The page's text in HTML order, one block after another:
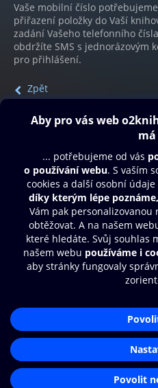
Vaše mobilní číslo
přiřazení položky do Vaší
zadání Vašeho telefonního čísla
obdržíte SMS s jednorázovým
pro přihlášení.
Zpět
Obsah ke stažení
Moje O2 Knihovna
Další zábava
© O2 Czech Republic a.s.
Přístupnost
Zásady zpracování osobních
Nastavení cookies
Čti a